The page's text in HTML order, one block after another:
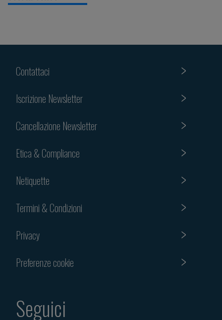
Contattaci
Iscrizione Newsletter
Cancellazione Newsletter
Etica & Compliance
Netiquette
Termini & Condizioni
Privacy
Preferenze cookie
Seguici